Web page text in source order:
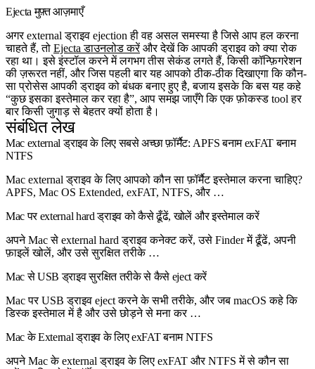
Ejecta मुफ़्त आज़माएँ
अगर external ड्राइव ejection ही वह असल समस्या है जिसे आप हल करना
चाहते हैं, तो Ejecta डाउनलोड करेंऔर देखें कि आपकी ड्राइव को क्या रोक
रहा था। इसे इंस्टॉल करने में लगभग तीस सेकंड लगते हैं, किसी कॉन्फ़िगरेशन
की ज़रूरत नहीं, और जिस पहली बार यह आपको ठीक-ठीक दिखाएगा कि कौन-
सा प्रोसेस आपकी ड्राइव को बंधक बनाए हुए है, बजाय इसके कि बस यह कहे
“कुछ इसका इस्तेमाल कर रहा है”, आप समझ जाएँगे कि एक फ़ोकस्ड tool हर
बार किसी जुगाड़ से बेहतर क्यों होता है।
संबंधित लेख
Mac external ड्राइव के लिए सबसे अच्छा फ़ॉर्मैट: APFS बनाम exFAT बनाम
NTFS
Mac external ड्राइव के लिए आपको कौन सा फ़ॉर्मैट इस्तेमाल करना चाहिए?
APFS, Mac OS Extended, exFAT, NTFS, और …
Mac पर external hard ड्राइव को कैसे ढूँढें, खोलें और इस्तेमाल करें
अपने Mac से external hard ड्राइव कनेक्ट करें, उसे Finder में ढूँढें, अपनी
फ़ाइलें खोलें, और उसे सुरक्षित तरीके …
Mac से USB ड्राइव सुरक्षित तरीके से कैसे eject करें
Mac पर USB ड्राइव eject करने के सभी तरीके, और जब macOS कहे कि
डिस्क इस्तेमाल में है और उसे छोड़ने से मना कर …
Mac के External ड्राइव के लिए exFAT बनाम NTFS
अपने Mac के external ड्राइव के लिए exFAT और NTFS में से कौन सा